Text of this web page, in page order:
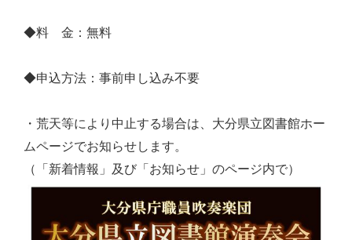
◆料 金：無料
◆申込方法：事前申し込み不要
・荒天等により中止する場合は、大分県立図書館ホー
ムページでお知らせします。
（「新着情報」及び「お知らせ」のページ内で）